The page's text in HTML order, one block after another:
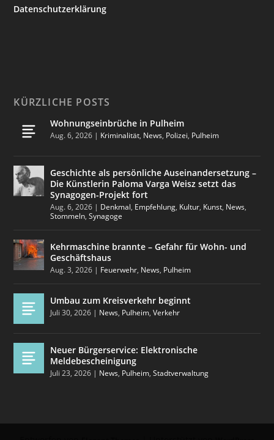
Datenschutzerklärung
KÜRZLICHE POSTS
Wohnungseinbrüche in Pulheim
Aug. 6, 2026 | Kriminalität, News, Polizei, Pulheim
Geschichte als persönliche Auseinandersetzung –
Die Künstlerin Paloma Varga Weisz setzt das
Synagogen-Projekt fort
Aug. 6, 2026 | Denkmal, Empfehlung, Kultur, Kunst, News,
Stommeln,Synagoge
Kehrmaschine brannte – Gefahr für Wohn- und
Geschäftshaus
Aug. 3, 2026 | Feuerwehr, News, Pulheim
Umbau zum Kreisverkehr beginnt
Juli 30, 2026 | News, Pulheim,Verkehr
Neuer Bürgerservice: Elektronische
Meldebescheinigung
Juli 23, 2026 | News, Pulheim,Stadtverwaltung